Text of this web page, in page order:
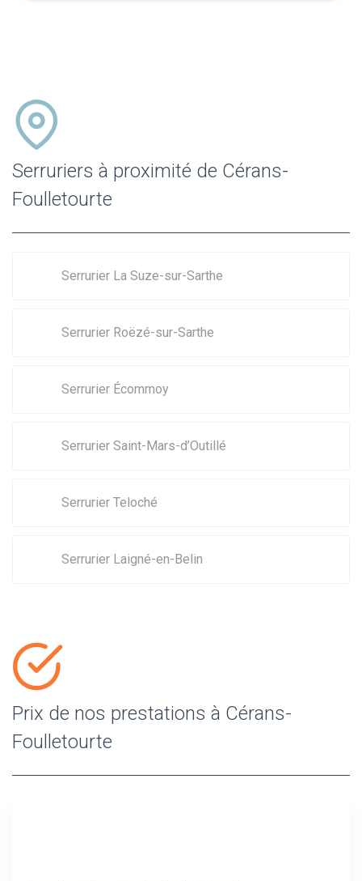
Serruriers à proximité de Cérans-
Foulletourte
Serrurier La Suze-sur-Sarthe
Serrurier Roëzé-sur-Sarthe
Serrurier Écommoy
Serrurier Saint-Mars-d’Outillé
Serrurier Teloché
Serrurier Laigné-en-Belin
Prix de nos prestations à Cérans-
Foulletourte